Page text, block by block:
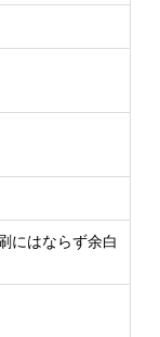
はならず余白